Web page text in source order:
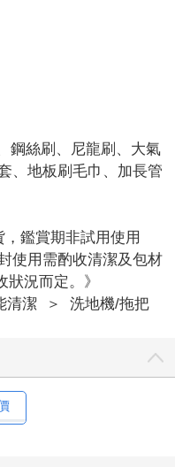
鋼絲刷、尼龍刷、大氣
、地板刷毛巾、加長管
，鑑賞期非試用使用
使用需酌收清潔及包材
況而定。》
清潔 ＞ 洗地機/拖把